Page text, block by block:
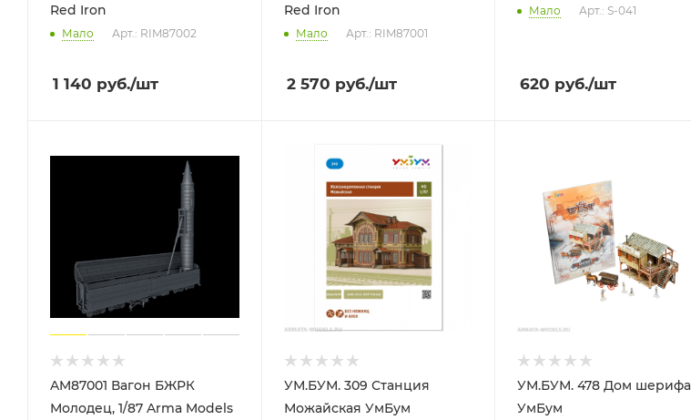
Red Iron
Мало Арт.: RIM87002
1 140 руб./шт
Red Iron
Мало Арт.: RIM87001
2 570 руб./шт
Мало Арт.: S-041
620 руб./шт
AM87001 Вагон БЖРК
Молодец, 1/87 Arma Models
УМ.БУМ. 309 Станция
Можайская УмБум
УМ.БУМ. 478 Дом шерифа
УмБум